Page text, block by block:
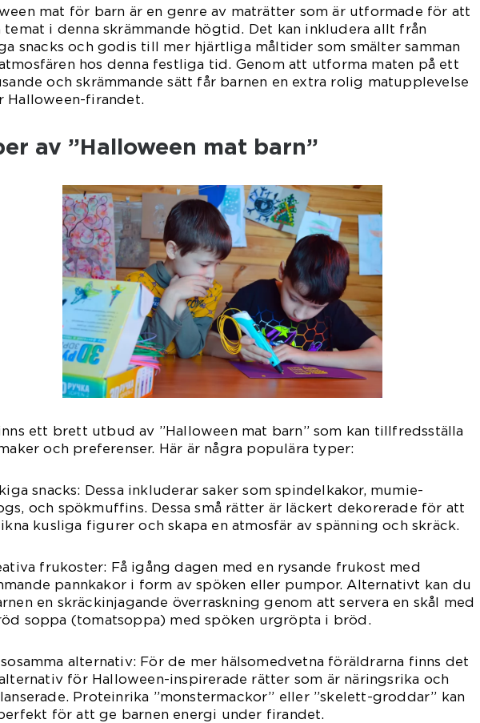
mat för barn är en genre av maträtter som är utformade för att
temat i denna skrämmande högtid. Det kan inkludera allt från
snacks och godis till mer hjärtliga måltider som smälter samman
hos denna festliga tid. Genom att utforma maten på ett
och skrämmande sätt får barnen en extra rolig matupplevelse
Halloween-firandet.
av ”Halloween mat barn”
ett brett utbud av ”Halloween mat barn” som kan tillfredsställa
och preferenser. Här är några populära typer:
snacks: Dessa inkluderar saker som spindelkakor, mumie-
och spökmuffins. Dessa små rätter är läckert dekorerade för att
kusliga figurer och skapa en atmosfär av spänning och skräck.
frukoster: Få igång dagen med en rysande frukost med
pannkakor i form av spöken eller pumpor. Alternativt kan du
en skräckinjagande överraskning genom att servera en skål med
soppa (tomatsoppa) med spöken urgröpta i bröd.
alternativ: För de mer hälsomedvetna föräldrarna finns det
för Halloween-inspirerade rätter som är näringsrika och
Proteinrika ”monstermackor” eller ”skelett-groddar” kan
för att ge barnen energi under firandet.